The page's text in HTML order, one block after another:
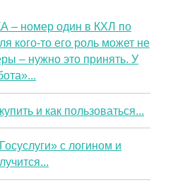
– номер один в КХЛ по
кого-то его роль может не
– нужно это принять. У
и как пользоваться...
с логином и